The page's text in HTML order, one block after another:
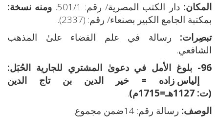
المكان: دار الكتب المصرية/ رقم: 501/1.
ومنه نسخة:
بمكتبة الجامع الكبير بصنعاء/ رقم: (2337).
تبصِرات: رسالة في علم القضاء علىٰ المذهب
الشافعي.
96- بلوغ الأمل في دعوىٰ المشتري للجارية الحُبَل:
إلياس زاده = خير الدين بن تاج الدين
(ت: 1127هـ=1715م)
.
الوصف: رسالة رقم: 14ضمن مجموع.